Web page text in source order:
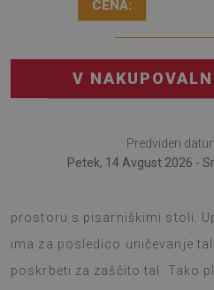
CENA:
V
Predviden
Petek, 14 Avgust 2026 -
prostoru s pisarniškimi stoli.
ima za posledico uničevanje
poskrbeti za zaščito tal. Tako